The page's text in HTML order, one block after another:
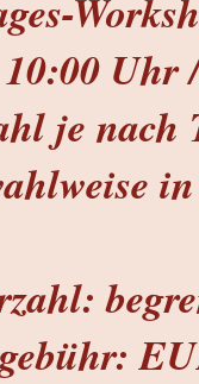
Uhr
je nach